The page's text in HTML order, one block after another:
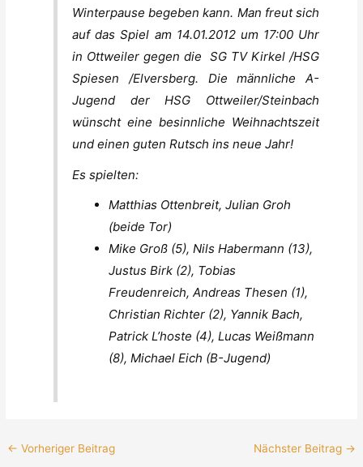
Winterpause begeben kann. Man freut sich
auf das Spiel am 14.01.2012 um 17:00 Uhr
in Ottweiler gegen die SG TV Kirkel /HSG
Spiesen /Elversberg. Die männliche A-
Jugend der HSG Ottweiler/Steinbach
wünscht eine besinnliche Weihnachtszeit
und einen guten Rutsch ins neue Jahr!
Es spielten:
Matthias Ottenbreit, Julian Groh
(beide Tor)
Mike Groß (5), Nils Habermann (13),
Justus Birk (2), Tobias
Freudenreich, Andreas Thesen (1),
Christian Richter (2), Yannik Bach,
Patrick L’hoste (4), Lucas Weißmann
(8), Michael Eich (B-Jugend)
← Vorheriger Beitrag Nächster Beitrag →